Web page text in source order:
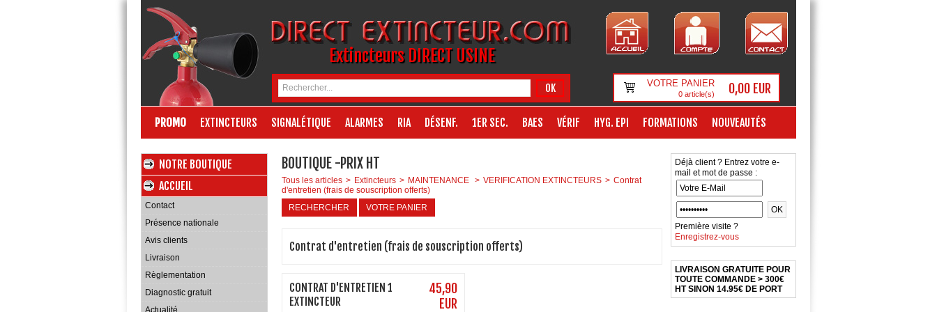
Extincteurs DIRECT USINE
OK VOTRE PANIER
0article(s) 0,00 EUR
PROMO EXTINCTEURS SIGNALÉTIQUE ALARMES RIA DÉSENF. 1ER SEC. BAES VÉRIF HYG. EPI FORMATIONS NOUVEAUTÉS
NOTRE BOUTIQUE
ACCUEIL
Contact
Présence nationale
Avis clients
Livraison
Règlementation
Diagnostic gratuit
Actualité
BOUTIQUE -PRIX HT
Tous les articles > Extincteurs > MAINTENANCE > VERIFICATION EXTINCTEURS > Contrat
d'entretien (frais de souscription offerts)
RECHERCHER
VOTRE PANIER
Contrat d'entretien (frais de souscription offerts)
CONTRAT D'ENTRETIEN 1
EXTINCTEUR
45,90
EUR
Déjà client ? Entrez votre e-
mail et mot de passe :
Première visite ?
Enregistrez-vous
LIVRAISON GRATUITE POUR
TOUTE COMMANDE > 300€
HT SINON 14.95€ DE PORT